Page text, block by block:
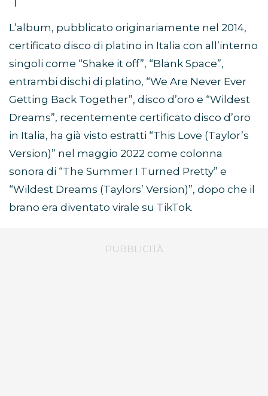
L’album, pubblicato originariamente nel 2014,
certificato disco di platino in Italia con all’interno
singoli come “Shake it off”, “Blank Space”,
entrambi dischi di platino, “We Are Never Ever
Getting Back Together”, disco d’oro e “Wildest
Dreams”, recentemente certificato disco d’oro
in Italia, ha già visto estratti “This Love (Taylor’s
Version)” nel maggio 2022 come colonna
sonora di “The Summer I Turned Pretty” e
“Wildest Dreams (Taylors’ Version)”, dopo che il
brano era diventato virale su TikTok.